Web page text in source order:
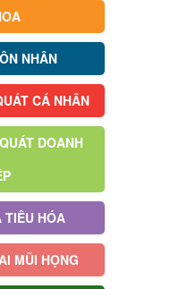
NHÂN
CÁ NHÂN
DOANH
TIÊU HÓA
MŨI HỌNG